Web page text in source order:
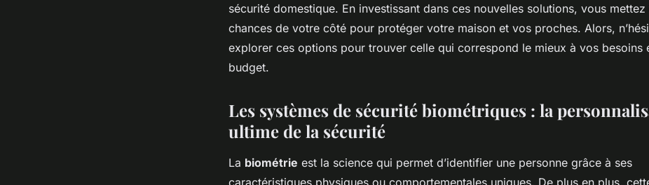
sécurité domestique. En investissant dans ces nouvelles solutions, vous mettez
chances de votre côté pour protéger votre maison et vos proches. Alors,
explorer ces options pour trouver celle qui correspond le mieux à vos besoins
budget.
Les systèmes de sécurité biométriques : la
ultime de la sécurité
La biométrie est la science qui permet d’identifier une personne grâce à ses